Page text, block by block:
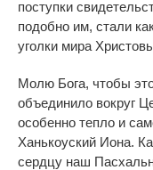
поступки
подобно им, стали
уголки мира
Молю Бога, чтобы
объединило вокруг
особенно тепло и
Ханькоуский Иона.
сердцу наш